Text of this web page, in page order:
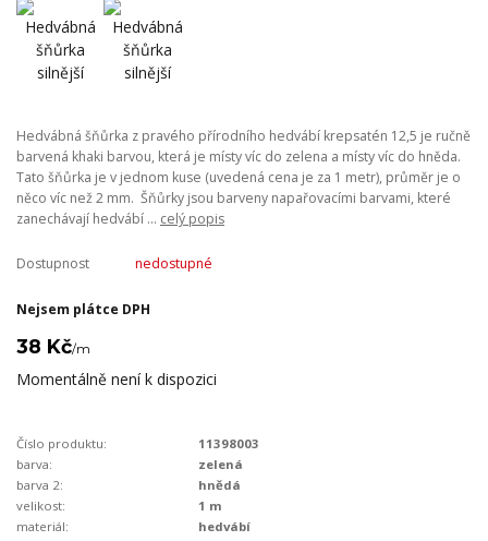
Hedvábná šňůrka z pravého přírodního hedvábí krepsatén 12,5 je ručně
barvená khaki barvou, která je místy víc do zelena a místy víc do hněda.
Tato šňůrka je v jednom kuse (uvedená cena je za 1 metr), průměr je o
něco víc než 2 mm. Šňůrky jsou barveny napařovacími barvami, které
zanechávají hedvábí ... celý popis
Dostupnost nedostupné
Nejsem plátce DPH
38 Kč/m
Momentálně není k dispozici
Číslo produktu:
11398003
barva:
zelená
barva 2:
hnědá
velikost:
1 m
materiál:
hedvábí